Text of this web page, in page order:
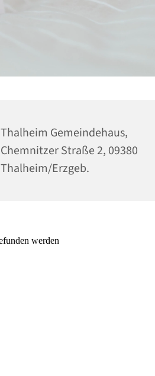
Thalheim Gemeindehaus,
Chemnitzer Straße 2, 09380
Thalheim/Erzgeb.